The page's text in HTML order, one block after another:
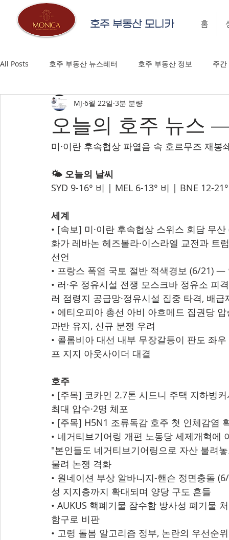
호주 부동산 모니카 홈
All Posts 호주 부동산 뉴스레터 호주 부동산 정보 주
오늘의 호주 뉴스
MJ 6월 22일 3분 분량
미·이란 후속협상 파열음 속 호르무즈 재
🌤️ 오늘의 날씨
SYD 9-16° 비 | MEL 6-13° 비 | BNE 12-
세계
• [속보] 미·이란 후속협상 스위스 회담 무
화가 레바논 헤즈볼라·이스라엘 교전과
선언
• 프랑스 폭염 국토 절반 적색경보 (6/21)
• 러·우 정유시설 전쟁 모스크바 정유소
러 점령지 공급망·정유시설 집중 타격, 배급
• 에티오피아 총선 아비 아흐메드 집권당
과반 유지, 신규 분쟁 우려
• 콜롬비아 대선 내부 무장갈등이 판도 좌
프 지지 아웃사이더 대결
호주
• [주목] 코카인 2.7톤 시드니 주택 지하벙
최대 압수·2명 체포
• [주목] H5N1 조류독감 호주 첫 인체감염
• 네거티브기어링 개편 노동당 세제개혁
"본인들도 네거티브기어링으로 자산 불려
물려 논쟁 격화
• 원네이션 부상 알바니지-핸슨 정면충돌
성 지지층까지 확대되며 양당 구도 흔들
• AUKUS 핵폐기물 잠수함 방사성 폐기물
함구로 비판
• 고령 돌봄 알고리즘 정부, 논란의 우선순